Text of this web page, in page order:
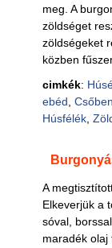
meg. A
zöldséget
zöldségeket
közben
cimkék:
ebéd
Húsfélék,
A
Elkeverjük a
sóval,
maradék olaj